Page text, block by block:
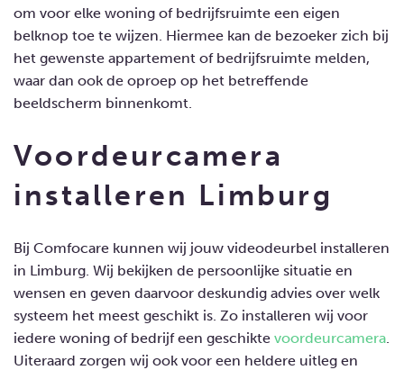
om voor elke woning of bedrijfsruimte een eigen
belknop toe te wijzen. Hiermee kan de bezoeker zich bij
het gewenste appartement of bedrijfsruimte melden,
waar dan ook de oproep op het betreffende
beeldscherm binnenkomt.
Voordeurcamera
installeren Limburg
Bij Comfocare kunnen wij jouw videodeurbel installeren
in Limburg. Wij bekijken de persoonlijke situatie en
wensen en geven daarvoor deskundig advies over welk
systeem het meest geschikt is. Zo installeren wij voor
iedere woning of bedrijf een geschikte voordeurcamera.
Uiteraard zorgen wij ook voor een heldere uitleg en